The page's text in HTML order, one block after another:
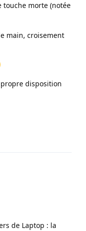
touche morte (notée
main, croisement
disposition
de Laptop : la